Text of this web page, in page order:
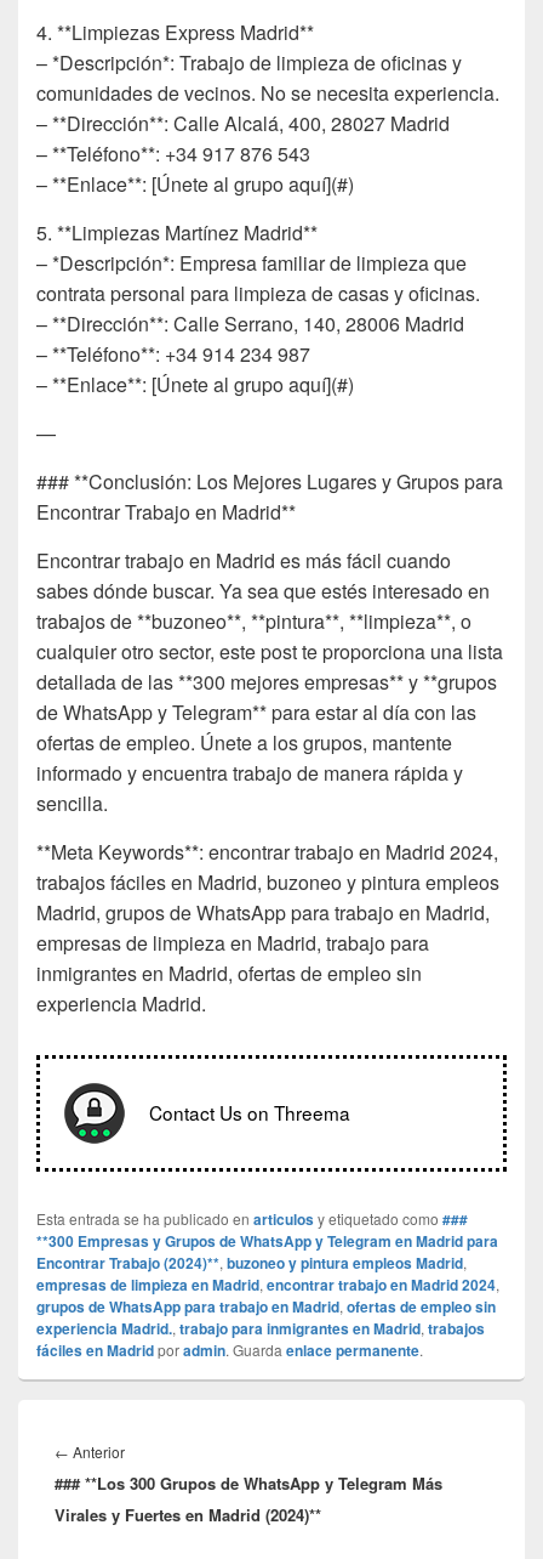
4. **Limpiezas Express Madrid**
– *Descripción*: Trabajo de limpieza de oficinas y
comunidades de vecinos. No se necesita experiencia.
– **Dirección**: Calle Alcalá, 400, 28027 Madrid
– **Teléfono**: +34 917 876 543
– **Enlace**: [Únete al grupo aquí](#)
5. **Limpiezas Martínez Madrid**
– *Descripción*: Empresa familiar de limpieza que
contrata personal para limpieza de casas y oficinas.
– **Dirección**: Calle Serrano, 140, 28006 Madrid
– **Teléfono**: +34 914 234 987
– **Enlace**: [Únete al grupo aquí](#)
—
### **Conclusión: Los Mejores Lugares y Grupos para
Encontrar Trabajo en Madrid**
Encontrar trabajo en Madrid es más fácil cuando
sabes dónde buscar. Ya sea que estés interesado en
trabajos de **buzoneo**, **pintura**, **limpieza**, o
cualquier otro sector, este post te proporciona una lista
detallada de las **300 mejores empresas** y **grupos
de WhatsApp y Telegram** para estar al día con las
ofertas de empleo. Únete a los grupos, mantente
informado y encuentra trabajo de manera rápida y
sencilla.
**Meta Keywords**: encontrar trabajo en Madrid 2024,
trabajos fáciles en Madrid, buzoneo y pintura empleos
Madrid, grupos de WhatsApp para trabajo en Madrid,
empresas de limpieza en Madrid, trabajo para
inmigrantes en Madrid, ofertas de empleo sin
experiencia Madrid.
Contact Us on Threema
Esta entrada se ha publicado en articulosy etiquetado como ###
**300 Empresas y Grupos de WhatsApp y Telegram en Madrid para
Encontrar Trabajo (2024)**, buzoneo y pintura empleos Madrid,
empresas de limpieza en Madrid, encontrar trabajo en Madrid 2024,
grupos de WhatsApp para trabajo en Madrid, ofertas de empleo sin
experiencia Madrid., trabajo para inmigrantes en Madrid, trabajos
fáciles en Madridporadmin. Guarda enlace permanente.
de
entradas
← AnteriorEntrada
anterior:
### **Los 300 Grupos de WhatsApp y Telegram Más
Virales y Fuertes en Madrid (2024)**